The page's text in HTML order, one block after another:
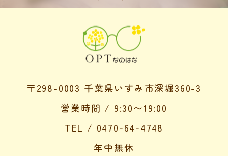
〒298-0003 千葉県いすみ市深堀360-3
営業時間 / 9:30〜19:00
TEL / 0470-64-4748
年中無休